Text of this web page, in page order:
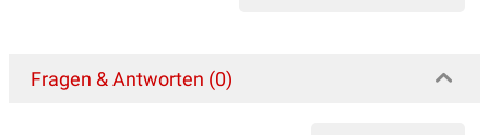
Fragen & Antworten (0)